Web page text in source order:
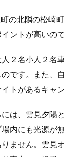
の北隣の松崎
ントが高いの
人２名小人２名
です。また、
イトがあるキャ
は、雲見夕陽
内にも光源が
ません。雲見